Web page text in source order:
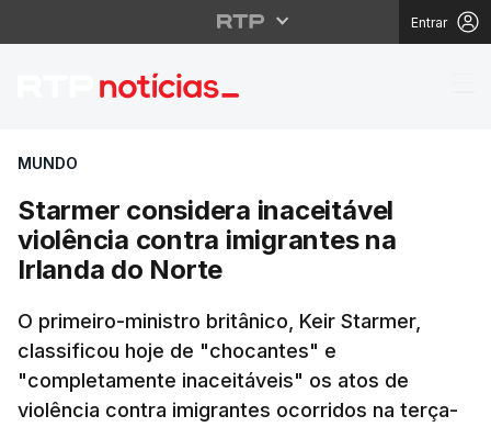
Entrar
Starmer considera
MUNDO
Starmer considera inaceitável
violência contra imigrantes na
Irlanda do Norte
O primeiro-ministro britânico, Keir Starmer,
classificou hoje de "chocantes" e
"completamente inaceitáveis" os atos de
violência contra imigrantes ocorridos na terça-